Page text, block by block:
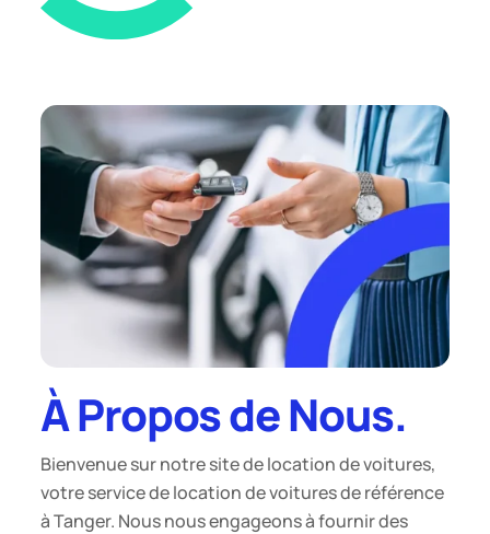
À Propos de Nous.
Bienvenue sur notre site de location de voitures,
votre service de location de voitures de référence
à Tanger. Nous nous engageons à fournir des